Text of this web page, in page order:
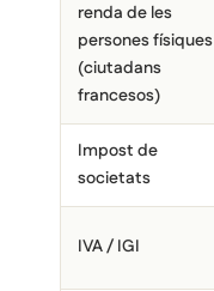
renda de les
persones físiques
(ciutadans
francesos)
Impost de
societats
IVA / IGI